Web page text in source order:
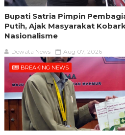
Bupati Satria Pimpin
Putih, Ajak Masyarakat
Nasionalisme
Dewata News Aug 07, 2026
BREAKING NEWS